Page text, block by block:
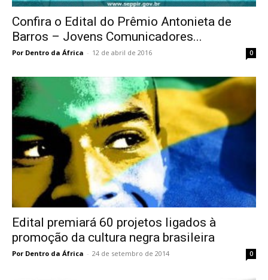
Confira o Edital do Prêmio Antonieta de
Barros – Jovens Comunicadores...
Por Dentro da África - 12 de abril de 2016 0
Edital premiará 60 projetos ligados à
promoção da cultura negra brasileira
Por Dentro da África - 24 de setembro de 2014 0